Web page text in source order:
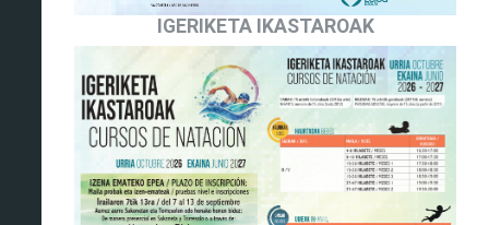
IGERIKETA IKASTAROAK